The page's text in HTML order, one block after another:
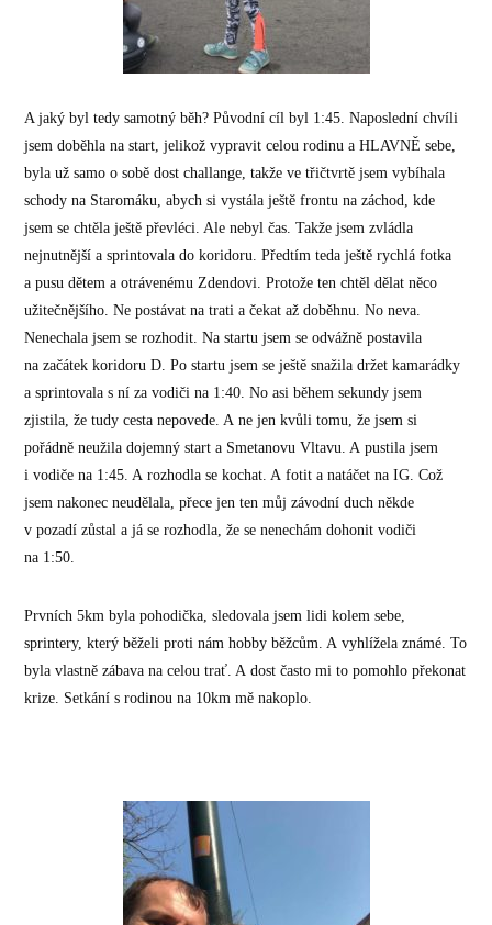
A jaký byl tedy samotný běh? Původní cíl byl 1:45. Naposlední chvíli
jsem doběhla na start, jelikož vypravit celou rodinu a HLAVNĚ sebe,
byla už samo o sobě dost challange, takže ve třičtvrtě jsem vybíhala
schody na Staromáku, abych si vystála ještě frontu na záchod, kde
jsem se chtěla ještě převléci. Ale nebyl čas. Takže jsem zvládla
nejnutnější a sprintovala do koridoru. Předtím teda ještě rychlá fotka
a pusu dětem a otrávenému Zdendovi. Protože ten chtěl dělat něco
užitečnějšího. Ne postávat na trati a čekat až doběhnu. No neva.
Nenechala jsem se rozhodit. Na startu jsem se odvážně postavila
na začátek koridoru D. Po startu jsem se ještě snažila držet kamarádky
a sprintovala s ní za vodiči na 1:40. No asi během sekundy jsem
zjistila, že tudy cesta nepovede. A ne jen kvůli tomu, že jsem si
pořádně neužila dojemný start a Smetanovu Vltavu. A pustila jsem
i vodiče na 1:45. A rozhodla se kochat. A fotit a natáčet na IG. Což
jsem nakonec neudělala, přece jen ten můj závodní duch někde
v pozadí zůstal a já se rozhodla, že se nenechám dohonit vodiči
na 1:50.
Prvních 5km byla pohodička, sledovala jsem lidi kolem sebe,
sprintery, který běželi proti nám hobby běžcům. A vyhlížela známé. To
byla vlastně zábava na celou trať. A dost často mi to pomohlo překonat
krize. Setkání s rodinou na 10km mě nakoplo.